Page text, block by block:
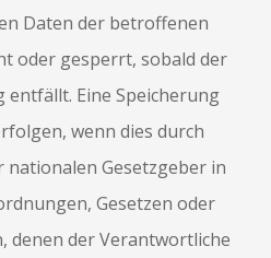
Daten der betroffenen
oder gesperrt, sobald der
entfällt. Eine Speicherung
wenn dies durch
nationalen Gesetzgeber in
Gesetzen oder
denen der Verantwortliche